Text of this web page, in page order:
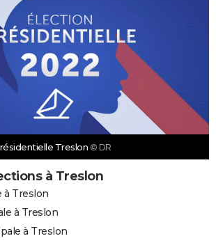
Treslon © DR
à Treslon
à Treslon
à Treslon
à Treslon